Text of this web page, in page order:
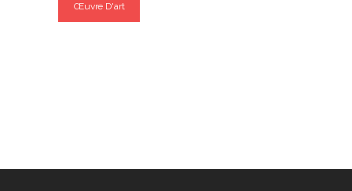
Œuvre D'art